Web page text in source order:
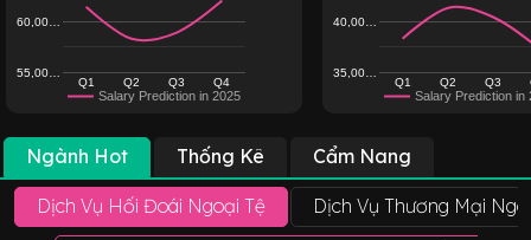
Salary Prediction in 2025
Q1 Q2 Q3 Q4
55,00…
60,00…
Salary Prediction in
Q1 Q2 Q3
35,00…
40,00…
Ngành Hot Thống Kê Cẩm Nang
Dịch Vụ Hối Đoái Ngoại Tệ Dịch Vụ Thương Mại